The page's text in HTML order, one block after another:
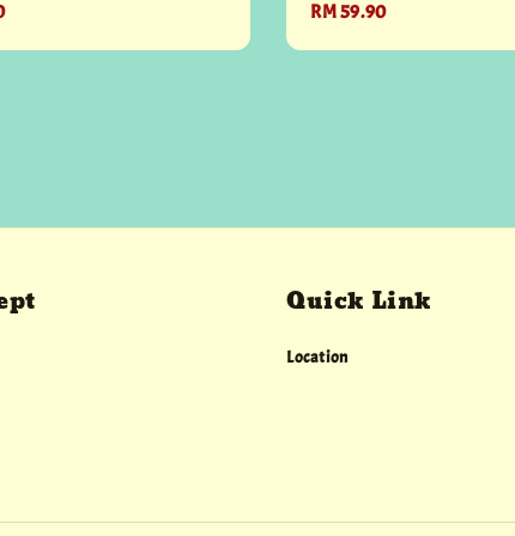
Regular
RM 59.90
Quick Link
Location